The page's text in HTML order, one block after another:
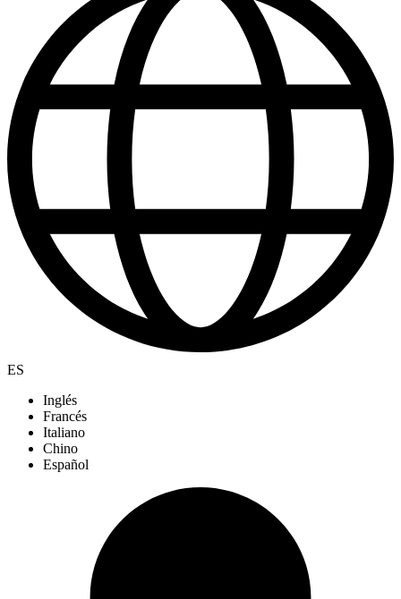
ES
Inglés
Francés
Italiano
Chino
Español